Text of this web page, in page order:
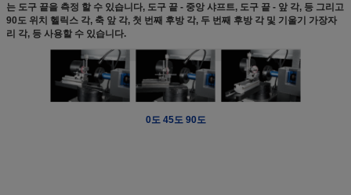
는 도구 끝을 측정 할 수 있습니다, 도구 끝 - 중앙 샤프트, 도구 끝 - 앞 각, 등 그리고
90도 위치 헬릭스 각, 축 앞 각, 첫 번째 후방 각, 두 번째 후방 각 및 기울기 가장자
리 각, 등 사용할 수 있습니다.
0도 45도 90도